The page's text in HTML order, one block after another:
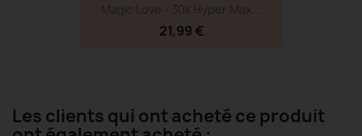
Magic Love - 30k Hyper Max...
21,99 €
Les clients qui ont acheté ce produit